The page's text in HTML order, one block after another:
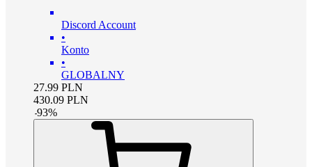
Discord Account
•
Konto
•
GLOBALNY
27.99 PLN
430.09 PLN
-93%